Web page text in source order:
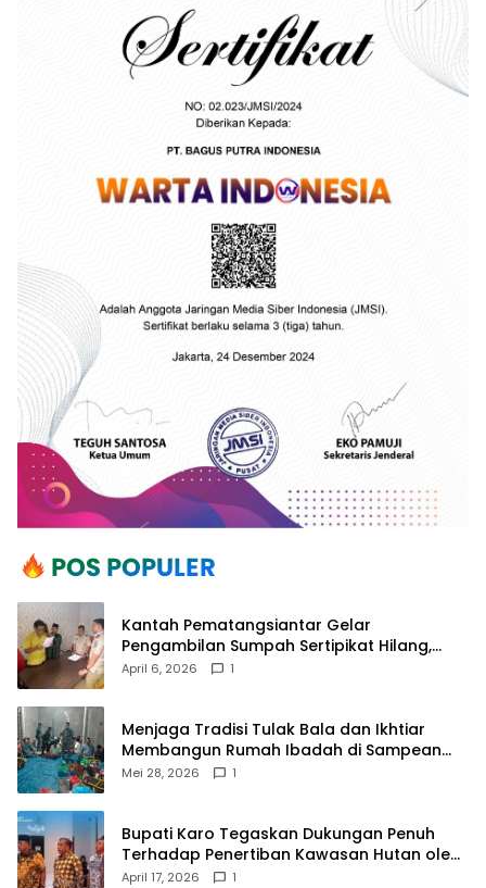
Kantah Pematangsiantar Gelar
Pengambilan Sumpah Sertipikat Hilang,
Perkuat Kepastian Hukum Pertanahan
April 6, 2026 1
Menjaga Tradisi Tulak Bala dan Ikhtiar
Membangun Rumah Ibadah di Sampean
Barat
Mei 28, 2026 1
Bupati Karo Tegaskan Dukungan Penuh
Terhadap Penertiban Kawasan Hutan oleh
Pemerintah Pusat
April 17, 2026 1